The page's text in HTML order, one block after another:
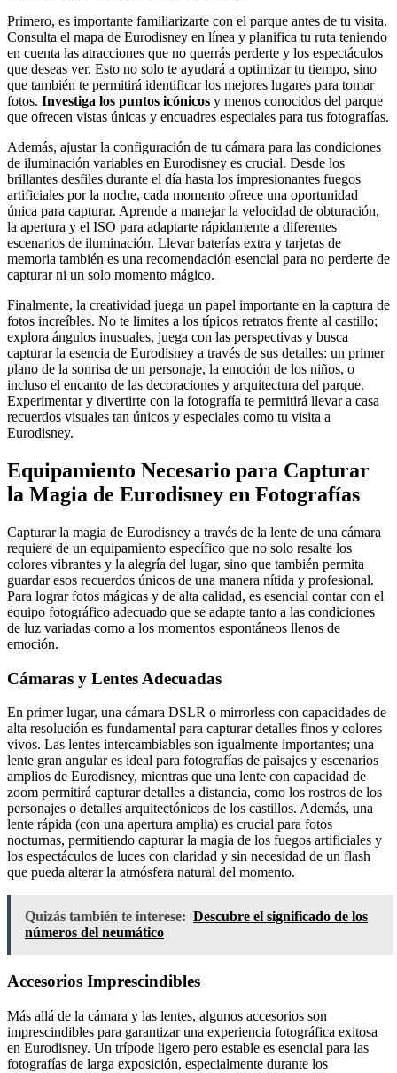
Primero, es importante familiarizarte con el parque antes de tu visita.
Consulta el mapa de Eurodisney en línea y planifica tu ruta teniendo
en cuenta las atracciones que no querrás perderte y los espectáculos
que deseas ver. Esto no solo te ayudará a optimizar tu tiempo, sino
que también te permitirá identificar los mejores lugares para tomar
fotos. Investiga los puntos icónicos y menos conocidos del parque
que ofrecen vistas únicas y encuadres especiales para tus fotografías.
Además, ajustar la configuración de tu cámara para las condiciones
de iluminación variables en Eurodisney es crucial. Desde los
brillantes desfiles durante el día hasta los impresionantes fuegos
artificiales por la noche, cada momento ofrece una oportunidad
única para capturar. Aprende a manejar la velocidad de obturación,
la apertura y el ISO para adaptarte rápidamente a diferentes
escenarios de iluminación. Llevar baterías extra y tarjetas de
memoria también es una recomendación esencial para no perderte de
capturar ni un solo momento mágico.
Finalmente, la creatividad juega un papel importante en la captura de
fotos increíbles. No te limites a los típicos retratos frente al castillo;
explora ángulos inusuales, juega con las perspectivas y busca
capturar la esencia de Eurodisney a través de sus detalles: un primer
plano de la sonrisa de un personaje, la emoción de los niños, o
incluso el encanto de las decoraciones y arquitectura del parque.
Experimentar y divertirte con la fotografía te permitirá llevar a casa
recuerdos visuales tan únicos y especiales como tu visita a
Eurodisney.
Equipamiento Necesario para Capturar
la Magia de Eurodisney en Fotografías
Capturar la magia de Eurodisney a través de la lente de una cámara
requiere de un equipamiento específico que no solo resalte los
colores vibrantes y la alegría del lugar, sino que también permita
guardar esos recuerdos únicos de una manera nítida y profesional.
Para lograr fotos mágicas y de alta calidad, es esencial contar con el
equipo fotográfico adecuado que se adapte tanto a las condiciones
de luz variadas como a los momentos espontáneos llenos de
emoción.
Cámaras y Lentes Adecuadas
En primer lugar, una cámara DSLR o mirrorless con capacidades de
alta resolución es fundamental para capturar detalles finos y colores
vivos. Las lentes intercambiables son igualmente importantes; una
lente gran angular es ideal para fotografías de paisajes y escenarios
amplios de Eurodisney, mientras que una lente con capacidad de
zoom permitirá capturar detalles a distancia, como los rostros de los
personajes o detalles arquitectónicos de los castillos. Además, una
lente rápida (con una apertura amplia) es crucial para fotos
nocturnas, permitiendo capturar la magia de los fuegos artificiales y
los espectáculos de luces con claridad y sin necesidad de un flash
que pueda alterar la atmósfera natural del momento.
Quizás también te interese: Descubre el significado de los
números del neumático
Accesorios Imprescindibles
Más allá de la cámara y las lentes, algunos accesorios son
imprescindibles para garantizar una experiencia fotográfica exitosa
en Eurodisney. Un trípode ligero pero estable es esencial para las
fotografías de larga exposición, especialmente durante los